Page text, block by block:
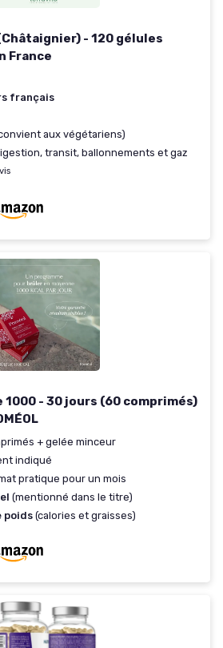
- 120 gélules
France
français
aux végétariens)
transit, ballonnements et gaz
1000 - 30 jours (60 comprimés)
+ gelée minceur
indiqué
pratique pour un mois
(mentionné dans le titre)
poids(calories et graisses)